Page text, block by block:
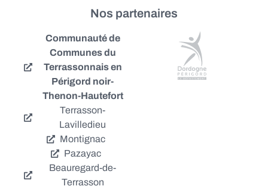
Nos partenaires
Communauté de
Communes du
Terrassonnais en
Périgord noir-
Thenon-Hautefort
Terrasson-
Lavilledieu
Montignac
Pazayac
Beauregard-de-
Terrasson